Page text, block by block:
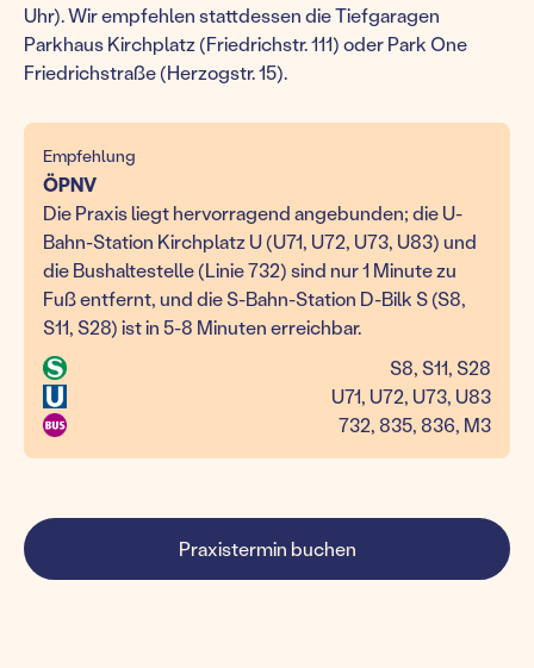
Empfehlung
ÖPNV
Die Praxis liegt hervorragend angebunden; die U-
Bahn-Station Kirchplatz U (U71, U72, U73, U83) und
die Bushaltestelle (Linie 732) sind nur 1 Minute zu
Fuß entfernt, und die S-Bahn-Station D-Bilk S (S8,
S11, S28) ist in 5-8 Minuten erreichbar.
S8, S11, S28
U71, U72, U73, U83
732, 835, 836, M3
Uhr). Wir empfehlen stattdessen die Tiefgaragen
Parkhaus Kirchplatz (Friedrichstr. 111) oder Park One
Friedrichstraße (Herzogstr. 15).
Praxistermin buchen